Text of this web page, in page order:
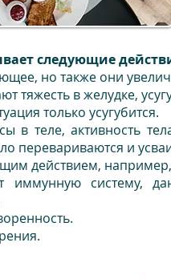
следующие
но также они
тяжесть в желудке,
только усугубится.
в теле, активность
перевариваются и
действием,
иммунную систему,